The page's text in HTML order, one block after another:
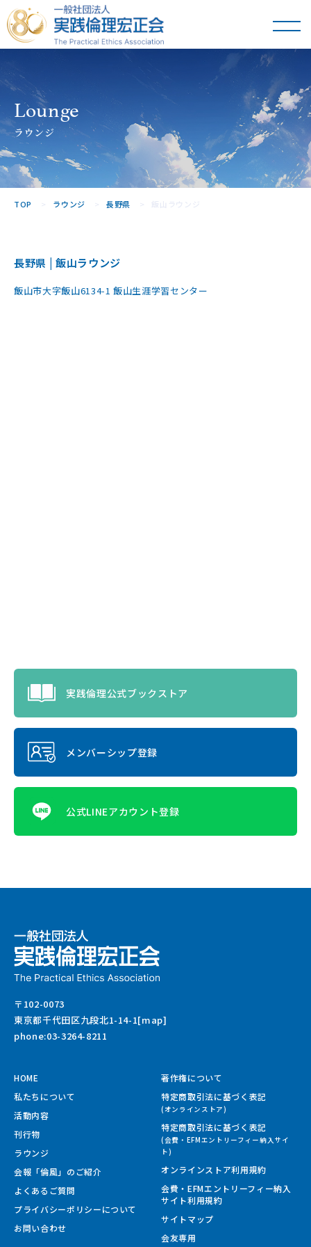
一般社団法人
実践倫理宏正会
Lounge
ラウンジ
TOP ラウンジ 長野県 飯山ラウンジ
長野県 | 飯山ラウンジ
飯山市大字飯山6134-1 飯山生涯学習センター
実践倫理公式ブックストア
メンバーシップ登録
公式LINEアカウント登録
〒102-0073
東京都千代田区九段北1-14-1[map]
phone:03-3264-8211
HOME
私たちについて
活動内容
刊行物
ラウンジ
会報「倫風」のご紹介
よくあるご質問
プライバシーポリシーについて
お問い合わせ
著作権について
特定商取引法に基づく表記
(オンラインストア)
特定商取引法に基づく表記
(会費・EFMエントリーフィー納入サイ
ト)
オンラインストア利用規約
会費・EFMエントリーフィー納入
サイト利用規約
サイトマップ
会友専用